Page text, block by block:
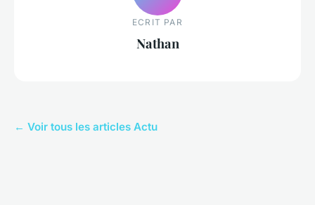
ECRIT PAR
Nathan
← Voir tous les articles Actu